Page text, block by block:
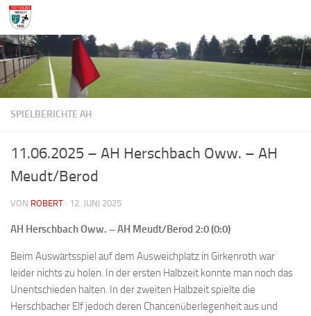
Zum Inhalt springen
SPIELBERICHTE AH
11.06.2025 – AH Herschbach Oww. – AH
Meudt/Berod
VON ROBERT · 12. JUNI 2025
AH Herschbach Oww. – AH Meudt/Berod 2:0 (0:0)
Beim Auswärtsspiel auf dem Ausweichplatz in Girkenroth war
leider nichts zu holen. In der ersten Halbzeit konnte man noch das
Unentschieden halten. In der zweiten Halbzeit spielte die
Herschbacher Elf jedoch deren Chancenüberlegenheit aus und